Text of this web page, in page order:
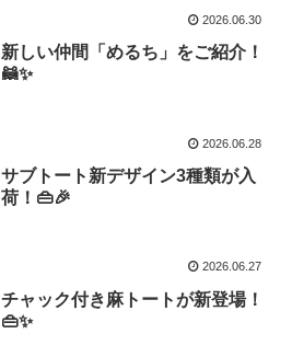
2026.06.30
新しい仲間「めるち」をご紹介！
🦝✨
2026.06.28
サブトート新デザイン3種類が入
荷！👜🎉
2026.06.27
チャック付き麻トートが新登場！
👜✨